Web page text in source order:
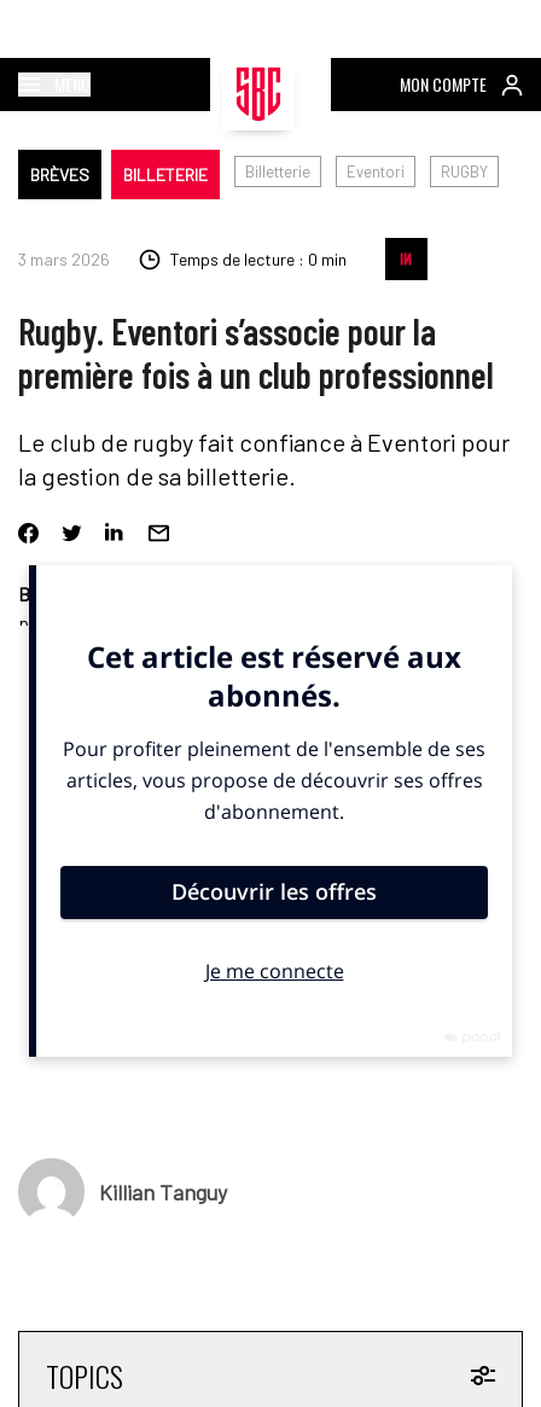
MON COMPTE
BRÈVES BILLETERIE Billetterie Eventori RUGBY
3 mars 2026 Temps de lecture : 0 min
Rugby. Eventori s’associe pour la
première fois à un club professionnel
Le club de rugby fait confiance à Eventori pour
la gestion de sa billetterie.
Billetterie.
partenariat avec Eventori. Cette association doit permettre
d’améliorer le parcours billetterie pour le club de rugby de Pro
D2 et pour ses supporters, indique un communiqué publié
mardi 3 mars 2026. Cela comprend l’interface d’achat et la
gestion administrative, le contrôle d’accès, le module de
revente et les campagnes de marketing pour la vente des
billets, est-il détaillé.
dont Eventori va s’occuper. L’entreprise est également
associée au Paris Saint-Germain et à l’Angers SCO (football), au
de Grenoble (Hockey sur glace).
Killian Tanguy
TOPICS